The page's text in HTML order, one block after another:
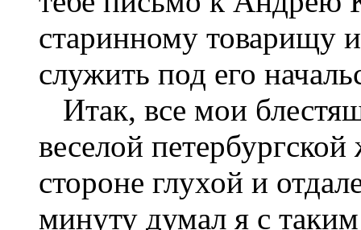
старинному товарищу
служить под его
Итак, все мои
веселой
стороне глухой и
минуту думал я с